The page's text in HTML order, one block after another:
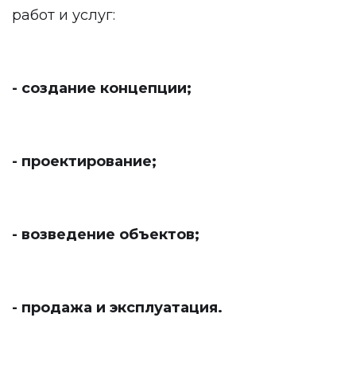
работ и услуг:
- создание концепции;
- проектирование;
- возведение объектов;
- продажа и эксплуатация.